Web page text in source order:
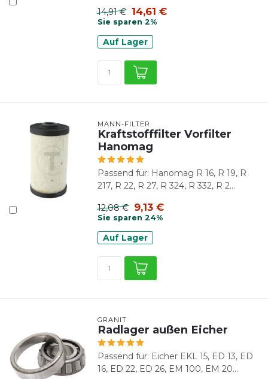
14,91 € 14,61 €
Sie sparen 2%
Auf Lager
MANN-FILTER
Kraftstofffilter Vorfilter
Hanomag
Passend für: Hanomag R 16, R 19, R
217, R 22, R 27, R 324, R 332, R 2...
12,08 € 9,13 €
Sie sparen 24%
Auf Lager
GRANIT
Radlager außen Eicher
Passend für: Eicher EKL 15, ED 13, ED
16, ED 22, ED 26, EM 100, EM 20...